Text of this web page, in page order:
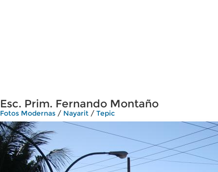
Esc. Prim. Fernando Montaño
Fotos Modernas / Nayarit / Tepic